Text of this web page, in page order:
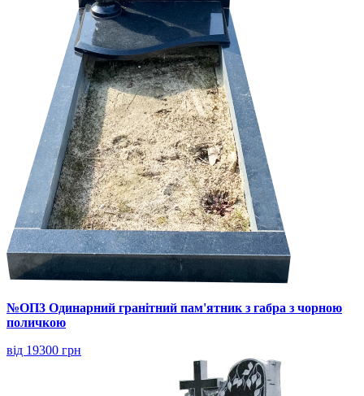
№ОП3 Одинарний гранітний пам'ятник з габра з чорною
поличкою
від 19300 грн